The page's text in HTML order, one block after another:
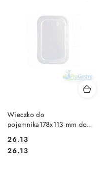
Wieczko do
pojemnika178x113 mm do
Opakowanie 80 szt.
Cena:
26.13
Cena:
26.13